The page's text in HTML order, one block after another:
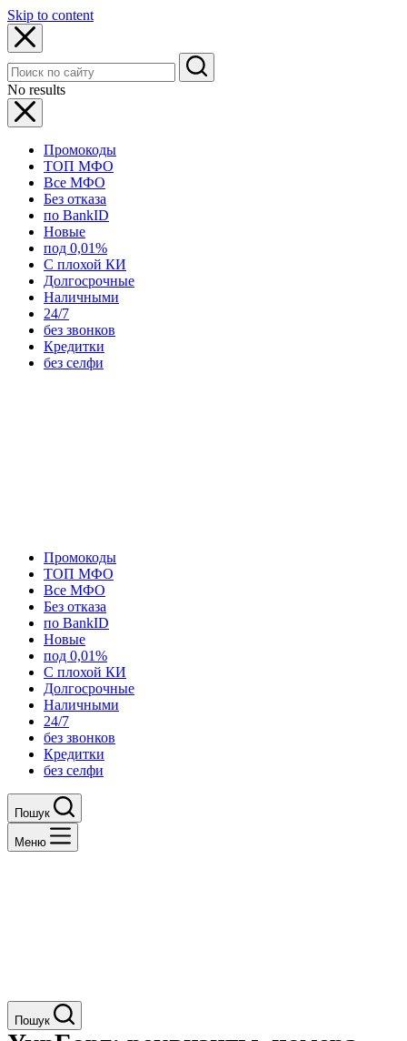
Skip to content
No results
Промокоды
ТОП МФО
Все МФО
Без отказа
по BankID
Новые
под 0,01%
С плохой КИ
Долгосрочные
Наличными
24/7
без звонков
Кредитки
без селфи
Промокоды
ТОП МФО
Все МФО
Без отказа
по BankID
Новые
под 0,01%
С плохой КИ
Долгосрочные
Наличными
24/7
без звонков
Кредитки
без селфи
Пошук
Меню
Пошук